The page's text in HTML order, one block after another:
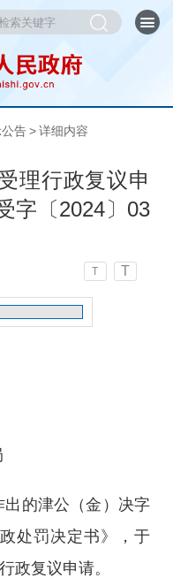
告 > 详细内容
理行政复议申
字〔2024〕03
T T
的津公（金）决字
政处罚决定书》，于
政复议申请。